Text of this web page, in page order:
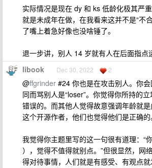
实际情况是现在 dy 和 ks 低龄化极其严
就是未成年在做，在我看来这并不是“不
了嘴上着急好像也没啥锤了。
退一步讲，别人 14 岁就有人在后面指点
libook Dec 30, 2022 2
@ffgrinder #24 你也是在攻击别人。你
同而骂别人是“loser”。你觉得你所持的
错误的。而其他人觉得故意强调年龄就
这个开源作者，他们也觉得他们是正确的
我觉得你主题里写的这一句很有道理：“
），觉得不值得就别点。”但很显然，网
得对待事情，人们就是有感受、有观点